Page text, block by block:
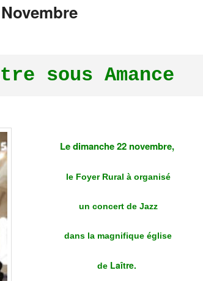
sous Amance
Le dimanche 22 novembre,
le Foyer Rural à organisé
un concert de Jazz
dans la magnifique église
de Laître.